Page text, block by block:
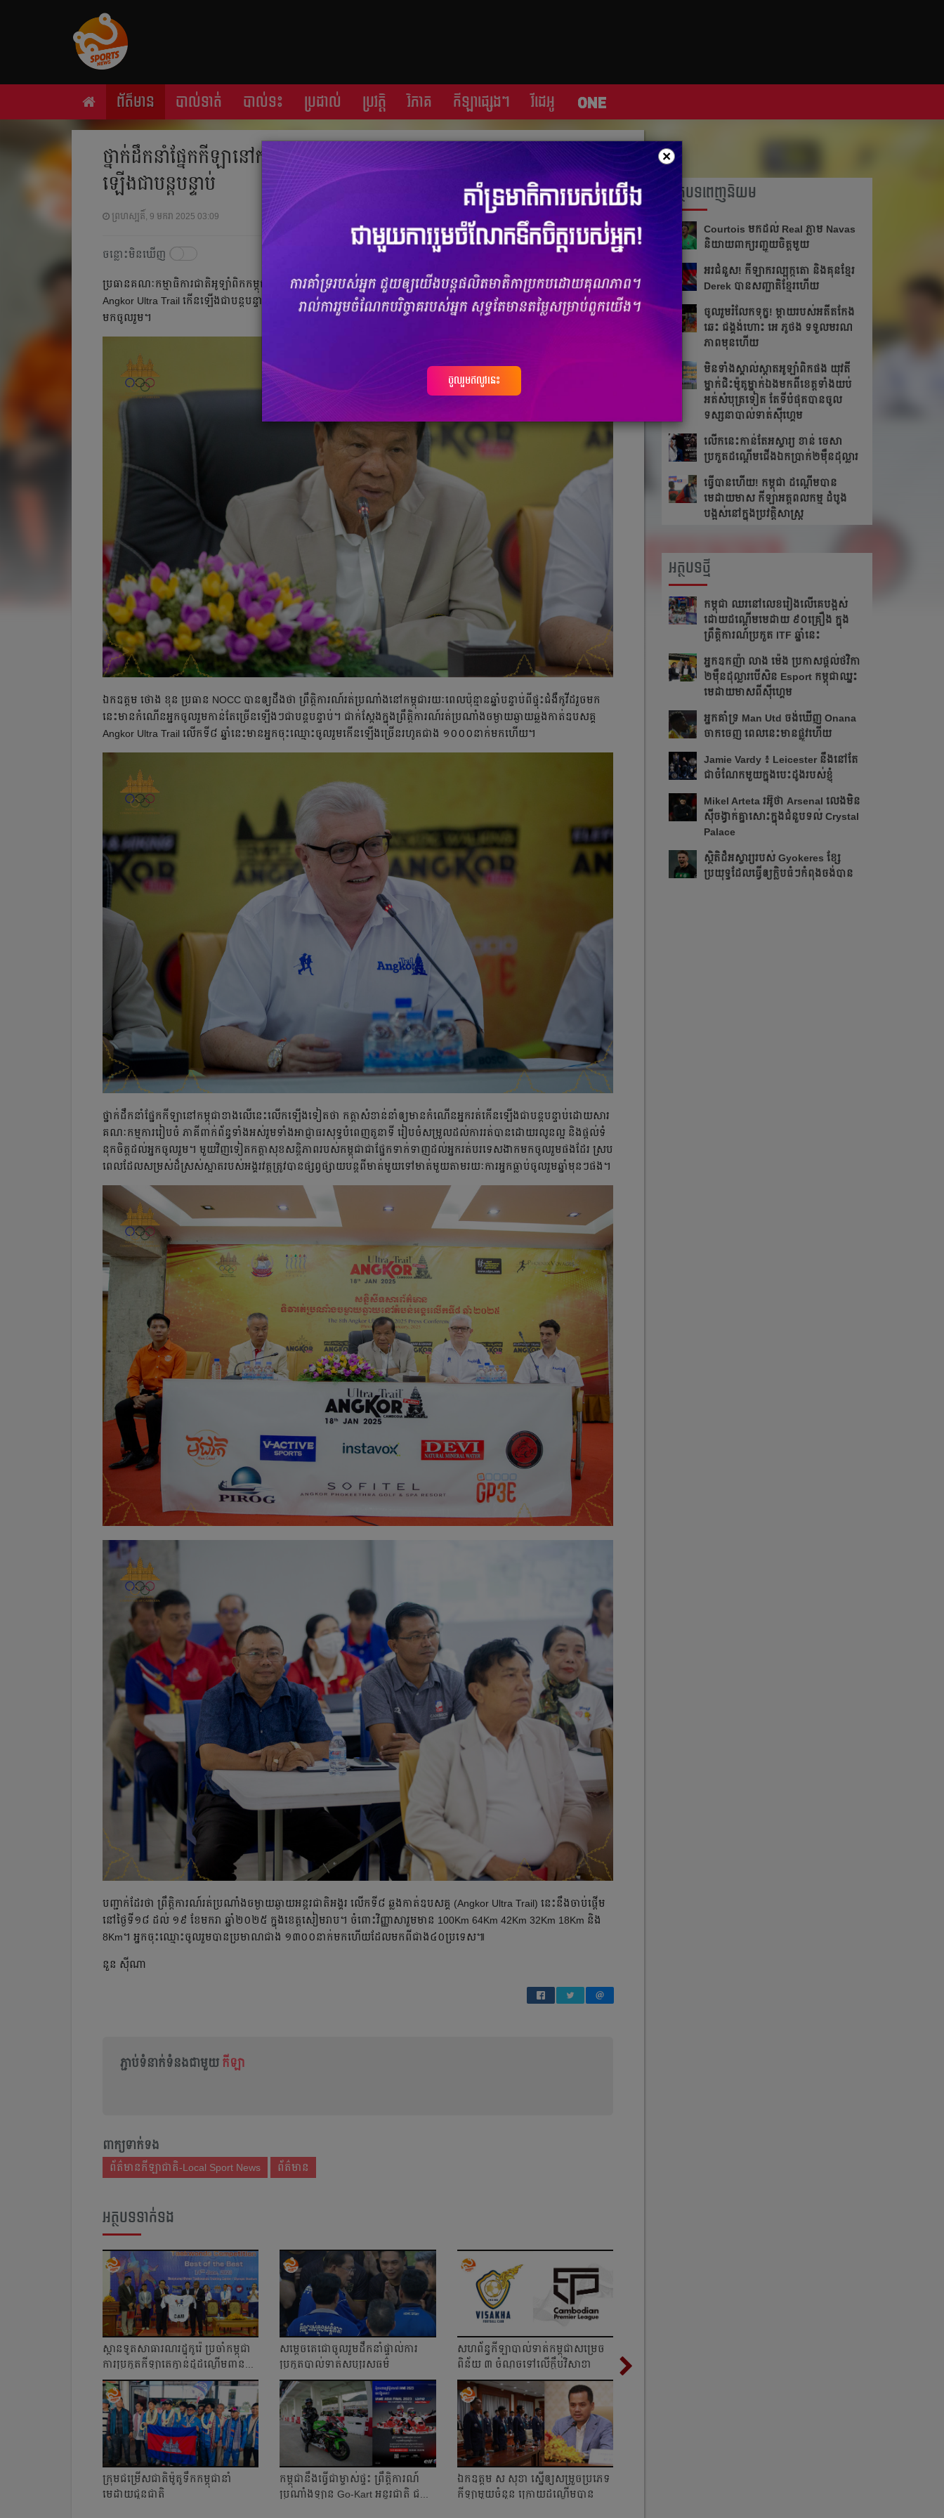
ព័ត៌មាន បាល់ទាត់ បាល់ទះ ប្រដាល់ ប្រវត្តិ​​ វិភាគ កីឡា​ផ្សេង​ៗ វីដេអូ
ថ្នាក់​ដឹកនាំ​ផ្នែក​​កីឡា​នៅ​កម្ពុជា​ ប្រាប់​កត្តា​សំខាន់​ និង​កំណើន​អ្នក​រត់​ប្រណាំង​កើន​
ឡើង​ជា​បន្តបន្ទាប់​
ព្រហស្បតិ៍, 9 មករា 2025 03:09
ចន្លោះមិនឃើញ
ប្រធាន​គណៈកម្មាធិការ​ជាតិ​អូឡាំពិក​កម្ពុជា​ (NOCC)​ ប្រាប់​ពី​​កត្តា​សំខាន់ៗ​មួយ​ចំនួន​ និង​កំណើន​អ្នក​ចូលរួម​រត់​ប្រណាំង​ពិសេស​
Angkor Ultra Trail​ កើន​ឡើង​ជា​បន្តបន្ទាប់​នោះ​គឺ​កម្រិត​នៃ​ការ​រៀបចំ​បាន​ល្អ​ ខណៈ​ប្រទេស​ជាតិ​មាន​សន្តិភាព​ទើប​បរទេស​តែងតែ​
មក​ចូលរួម។​
ឯកឧត្ដម​ ថោង​ ខុន​ ប្រធាន​ NOCC​ បាន​ឲ្យ​ដឹង​ថា​ ព្រឹត្តិការណ៍​រត់​ប្រណាំង​នៅ​កម្ពុជា​រយៈពេល​ប៉ុន្មាន​ឆ្នាំ​បន្ទាប់​ពី​ផ្ទុះ​ជំងឺ​កូវីដ​រួច​មក​​
នេះ​មាន​កំណើន​អ្នក​ចូលរួម​កាន់​តែ​ច្រើន​ឡើងៗ​ជា​បន្តបន្ទាប់។​ ជាក់ស្ដែង​ក្នុង​ព្រឹត្តិការណ៍​រត់​ប្រណាំង​ចម្ងាយ​ឆ្ងាយ​ឆ្លងកាត់​ឧបសគ្គ​
Angkor Ultra Trail លើក​ទី៨​ ឆ្នាំ​នេះ​មាន​អ្នក​ចុះឈ្មោះ​ចូលរួម​កើនឡើង​ច្រើន​រហូត​ជាង​ ១០០០នាក់​មក​ហើយ។​
ថ្នាក់ដឹកនាំ​ផ្នែក​​កីឡា​នៅ​កម្ពុជា​ខាង​លើ​នេះ​លើក​ឡើង​ទៀត​ថា​ កត្តា​សំខាន់​នាំ​ឲ្យ​មាន​កំណើន​អ្នក​រត់​កើនឡើង​ជា​បន្តបន្ទាប់​ដោយ​សារ​​​
គណៈកម្មការ​រៀបចំ​ ភាគី​ពាក់ព័ន្ធ​ទាំង​អស់​រួម​ទាំង​អាជ្ញាធរ​សុទ្ធ​បំពេញ​តួនាទី​ រៀបចំ​សម្រួល​ដល់​ការ​រត់​បាន​ដោយ​រលូន​ល្អ​ និង​ផ្តល់​ទំ​
នុក​ចិត្ត​ដល់​អ្នក​ចូលរួម។​ មួយ​វិញ​ទៀត​កត្តា​សុខ​សន្តិភាព​របស់​កម្ពុជា​ជា​ផ្នែក​ទាក់ទាញ​ដល់​អ្នក​រត់​បរទេស​ងាក​មក​ចូលរួម​ផង​ដែរ​ ស្រប
ពេល​ដែល​សម្រស់​ដ៏​ស្រស់​ស្អាត​របស់​អង្គរវត្ត​ត្រូវ​បាន​ផ្សព្វផ្សាយ​បន្ត​ពី​មាត់​មួយ​ទៅ​មាត់​មួយ​តាម​រយៈ​ការ​អ្នក​ធ្លាប់​ចូលរួម​ឆ្នាំ​មុនៗ​ផង​។​
បញ្ជាក់​ដែរ​ថា​ ព្រឹត្តិការណ៍​រត់​ប្រណាំង​ចម្ងាយ​ឆ្ងាយ​អន្តរជាតិ​អង្គរ លើក​ទី៨​ ​​ឆ្លងកាត់​ឧបសគ្គ​ (Angkor Ultra Trail) នេះ​នឹង​ចាប់​ផ្ដើម​
នៅ​ថ្ងៃ​ទី១៨​ ដល់ ១៩​ ខែ​មករា​ ឆ្នាំ​២០២៥​ ក្នុង​ខេត្ត​សៀមរាប។​ ចំពោះ​វិញ្ញាសា​រួម​មាន​ 100Km 64Km 42Km 32Km 18Km និង
8Km។​ អ្នក​ចុះឈ្មោះ​ចូលរួម​​បាន​ប្រមាណ​ជាង​ ១៣០០នាក់​មក​ហើយ​ដែល​មក​ពី​ជាង​៤០​ប្រទេស៕
នួន ស៊ីណា
ភ្ជាប់ទំនាក់ទំនងជាមួយ កីឡា
ពាក្យទាក់ទង
ព័ត៌មានកីឡាជាតិ-Local Sport News ព័ត៌មាន
អត្ថបទទាក់ទង
ស្ថានទូតសាធារណរដ្ឋកូរ៉េ ប្រចាំកម្ពុជា
ការប្រកួតកីឡាតេក្វាន់ដូដណ្ដើមពាន...
សម្ដេច​តេជោ​​ចូល​រួម​ដឹកនាំ​ផ្ទាល់​ការ​
ប្រកួត​បាល់ទាត់​សប្បុរស​ធម៌
សហព័ន្ធ​កីឡា​បាល់ទាត់​កម្ពុជា​សម្រេច​
ពិន័យ​ ៣ ចំណុច​ទៅ​លើ​ក្លឹប​វិសាខា
ក្រុម​ជម្រើស​ជាតិ​ម៉ូតូ​ទឹក​កម្ពុជា​នាំ​
មេដាយ​ជូន​ជាតិ
កម្ពុជានឹងធ្វើជាម្ចាស់ផ្ទះ ព្រឹត្តិការណ៍
ប្រណាំងឡាន Go-Kart អន្តរជាតិ ជ...
ឯកឧត្ដម ស សុខា ស្នើឲ្យសម្រួចប្រភេទ
កីឡាមួយចំនួន ក្រោយដណ្ដើមបាន
អត្ថបទពេញនិយម
Courtois មក​ដល់​ Real ភ្លាម​​ Navas
និយាយ​ពាក្យ​រញ្ជួយ​ចិត្ត​មួយ​
អរ​ជំនួស!​ កីឡាករ​ល្បុក្កតោ​ និង​គុន​ខ្មែរ​
Derek​ បាន​សញ្ជាតិ​ខ្មែរ​ហើយ​
ចូលរួម​រំលែក​ទុក្ខ​! ម្ដាយ​របស់​អតីត​កែង​
ឆេះ​ ជង្គង់​ហោះ​ អេ​ ភូថង​ ទទួល​មរណ
ភាព​មុន​ហើយ
មិនទាំងស្គាល់ស្តាតអូឡាំពិកផង យុវតី
ម្នាក់ជិះម៉ូតូម្នាក់ឯងមកពីខេត្ត​ទាំង​យប់
អត់សំបុត្រទៀត តែ​ទី​បំផុត​បាន​ចូល​
ទស្សនា​បាល់ទាត់ស៊ីហ្គេម
លើក​នេះ​កាន់​តែ​អស្ចារ្យ ខាន់ ចេសា
ប្រកួត​ដណ្តើម​ជើង​ឯកប្រាក់២ម៉ឺនដុល្លារ​
ធ្វើបានហើយ! កម្ពុជា ដណ្តើមបាន
មេដាយមាស កីឡាអត្តពលកម្ម ដំបូង
បង្អស់នៅក្នុងប្រវត្តិសាស្រ្ត
អត្ថបទថ្មី
កម្ពុជា​ ឈរនៅលេខរៀងលើគេបង្អស់​
ដោយដណ្ដើមមេដាយ​ ៩០គ្រឿង ក្នុង
ព្រឹត្ដិការណ៍ប្រកួត ITF​ ឆ្នាំនេះ
អ្នក​ឧកញ៉ា លាង ម៉េង ​ប្រកាស​ផ្ដល់​ថវិកា​
២​ម៉ឺន​ដុល្លារ​បើ​សិន​​ Esport កម្ពុជា​​ឈ្នះ​​
មេដាយ​មាស​ពី​ស៊ីហ្គេម​
អ្នក​គាំទ្រ Man Utd ចង់​ឃើញ Onana
ចាកចេញ​ ពេលនេះ​មាន​ផ្លូវ​ហើយ​​
Jamie Vardy ៖ Leicester នឹង​នៅ​តែ​
ជា​ចំណែក​មួយ​ក្នុង​បេះដូង​របស់​ខ្ញុំ​
Mikel Arteta ​រអ៊ូ​ថា​​ Arsenal លេង​មិន​
ស៊ី​ចង្វាក់​គ្នា​​សោះ​ក្នុង​ជំនួប​ទល់ Crystal
Palace
​ស្ថិតិ​ដ៏​អស្ចារ្យ​​របស់ Gyokeres ខ្សែ​
ប្រយុទ្ធ​ដែល​​ធ្វើ​ឲ្យ​ក្លិប​ធំៗ​កំពុង​ចង់បាន​
×
ចូលរួមឥលូវនេះ